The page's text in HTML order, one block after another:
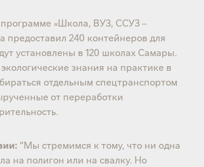
«Школа, ВУЗ, ССУЗ –
предоставил 240 контейнеров для
установлены в 120 школах Самары.
знания на практике в
отдельным спецтранспортом
от переработки
“Мы стремимся к тому, что ни одна
на полигон или на свалку. Но